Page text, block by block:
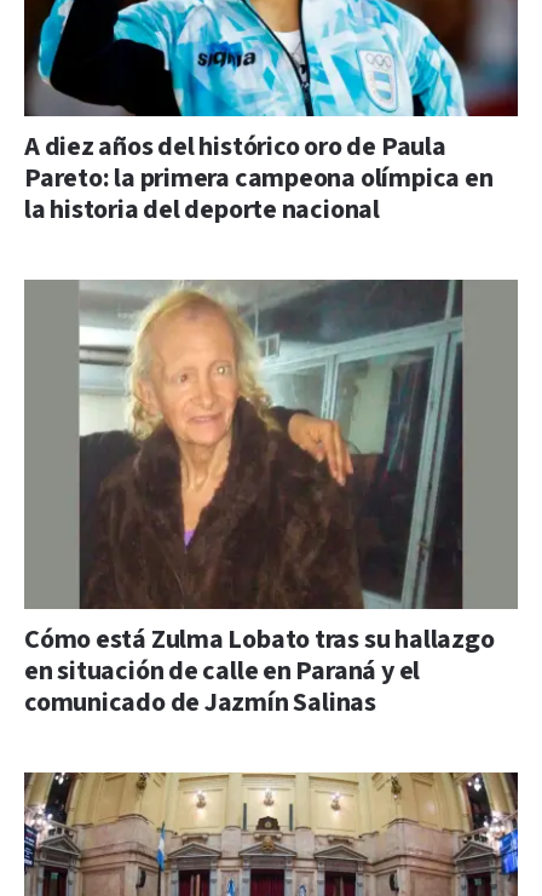
A diez años del histórico oro de Paula
Pareto: la primera campeona olímpica en
la historia del deporte nacional
Cómo está Zulma Lobato tras su hallazgo
en situación de calle en Paraná y el
comunicado de Jazmín Salinas